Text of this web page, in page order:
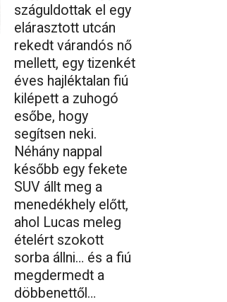
száguldottak el egy
elárasztott utcán
rekedt várandós nő
mellett, egy tizenkét
éves hajléktalan fiú
kilépett a zuhogó
esőbe, hogy
segítsen neki.
Néhány nappal
később egy fekete
SUV állt meg a
menedékhely előtt,
ahol Lucas meleg
ételért szokott
sorba állni… és a fiú
megdermedt a
döbbenettől…